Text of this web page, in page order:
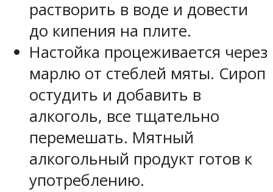
растворить в воде и довести
до кипения на плите.
Настойка процеживается через
марлю от стеблей мяты. Сироп
остудить и добавить в
алкоголь, все тщательно
перемешать. Мятный
алкогольный продукт готов к
употреблению.